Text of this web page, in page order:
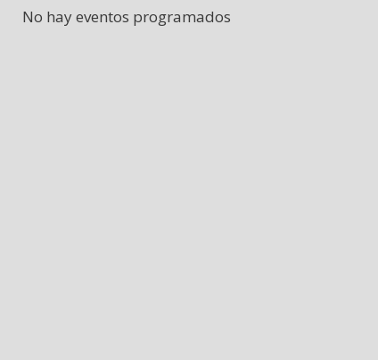
No hay eventos programados